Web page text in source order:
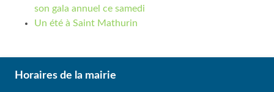
son gala annuel ce samedi
Un été à Saint Mathurin
Horaires de la mairie